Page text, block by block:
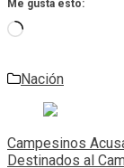
Me gusta esto:
Cargando...
Nación
Navegación
de
Campesinos
Destinados al